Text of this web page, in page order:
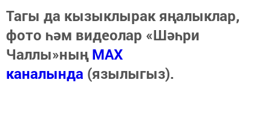
Тагы да кызыклырак яңалыклар,
фото һәм видеолар «Шәһри
Чаллы»ныңMAX
каналында (язылыгыз).